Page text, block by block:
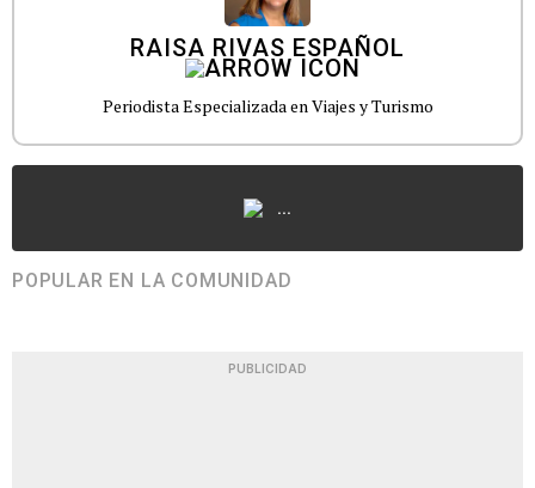
RAISA RIVAS ESPAÑOL
Periodista Especializada en Viajes y Turismo
...
POPULAR EN LA COMUNIDAD
PUBLICIDAD